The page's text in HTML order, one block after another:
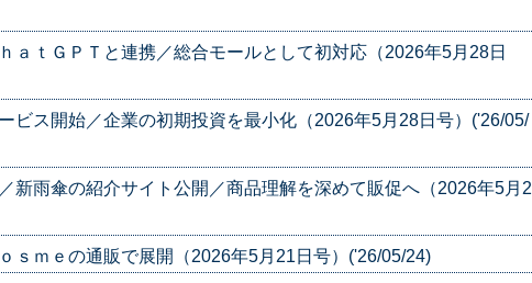
ａｔＧＰＴと連携／総合モールとして初対応（2026年5月28日
ビス開始／企業の初期投資を最小化（2026年5月28日号）('26/05/
新雨傘の紹介サイト公開／商品理解を深めて販促へ（2026年5月2
ｓｍｅの通販で展開（2026年5月21日号）('26/05/24)